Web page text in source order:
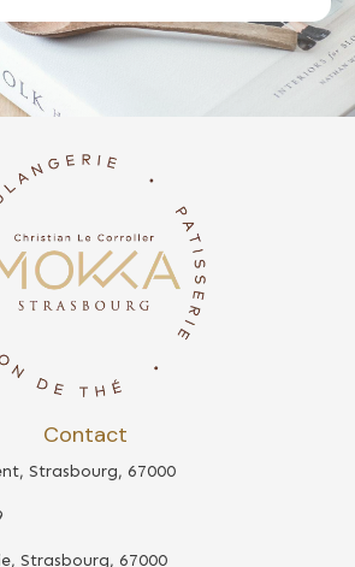
Contact
Strasbourg, 67000
Strasbourg, 67000